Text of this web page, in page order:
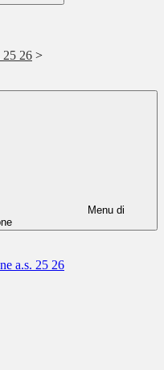
25 26 >
Menu di
a.s. 25 26